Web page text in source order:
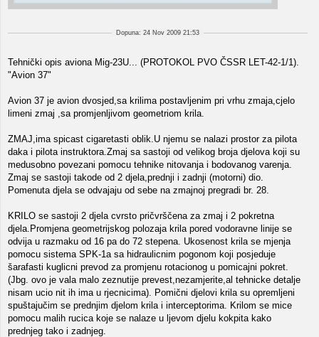
Dopuna: 24 Nov 2009 21:53
Tehnički opis aviona Mig-23U... (PROTOKOL PVO ČSSR LET-42-1/1).
"Avion 37"
Avion 37 je avion dvosjed,sa krilima postavljenim pri vrhu zmaja,cjelo
limeni zmaj ,sa promjenljivom geometriom krila.
ZMAJ,ima spicast cigaretasti oblik.U njemu se nalazi prostor za pilota
daka i pilota instruktora.Zmaj sa sastoji od velikog broja djelova koji su
medusobno povezani pomocu tehnike nitovanja i bodovanog varenja.
Zmaj se sastoji takode od 2 djela,prednji i zadnji (motorni) dio.
Pomenuta djela se odvajaju od sebe na zmajnoj pregradi br. 28.
KRILO se sastoji 2 djela cvrsto pričvrščena za zmaj i 2 pokretna
djela.Promjena geometrijskog polozaja krila pored vodoravne linije se
odvija u razmaku od 16 pa do 72 stepena. Ukosenost krila se mjenja
pomocu sistema SPK-1a sa hidraulicnim pogonom koji posjeduje
šarafasti kuglicni prevod za promjenu rotacionog u pomicajni pokret.
(Jbg. ovo je vala malo zeznutije prevest,nezamjerite,al tehnicke detalje
nisam ucio nit ih ima u rjecnicima). Pomični djelovi krila su opremljeni
spuštajučim se prednjim djelom krila i interceptorima. Krilom se mice
pomocu malih rucica koje se nalaze u ljevom djelu kokpita kako
prednjeg tako i zadnjeg.